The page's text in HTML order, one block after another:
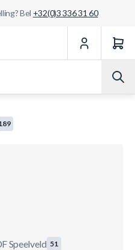
Bel +32(0)3 336 31 60
Speelveld 51